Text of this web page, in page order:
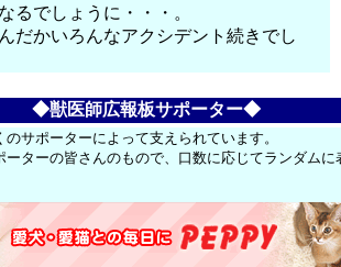
るでしょうに・・・。
だかいろんなアクシデント続きでし
◆獣医師広報板サポーター◆
サポーターによって支えられています。
ーターの皆さんのもので、口数に応じてランダムに